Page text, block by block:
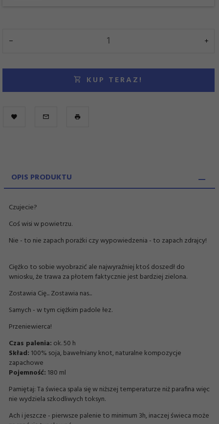
KUP TERAZ!
OPIS PRODUKTU
Czujecie?
Coś wisi w powietrzu.
Nie - to nie zapach porażki czy wypowiedzenia - to zapach zdrajcy!
Ciężko to sobie wyobrazić ale najwyraźniej ktoś doszedł do
wniosku, że trawa za płotem faktycznie jest bardziej zielona.
Zostawia Cię... Zostawia nas...
Samych - w tym ciężkim padole łez.
Przeniewierca!
Czas palenia: ok. 50 h
Skład: 100% soja, bawełniany knot, naturalne kompozycje
zapachowe
Pojemność: 180 ml
Pamiętaj: Ta świeca spala się w niższej temperaturze niż parafina więc
nie wydziela szkodliwych toksyn.
Ach i jeszcze - pierwsze palenie to minimum 3h, inaczej świeca może